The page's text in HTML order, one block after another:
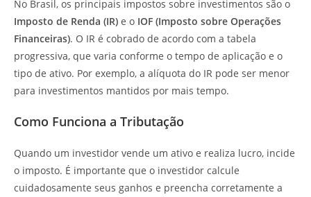
No Brasil, os principais impostos sobre investimentos são o
Imposto de Renda (IR) e o IOF (Imposto sobre Operações
Financeiras). O IR é cobrado de acordo com a tabela
progressiva, que varia conforme o tempo de aplicação e o
tipo de ativo. Por exemplo, a alíquota do IR pode ser menor
para investimentos mantidos por mais tempo.
Como Funciona a Tributação
Quando um investidor vende um ativo e realiza lucro, incide
o imposto. É importante que o investidor calcule
cuidadosamente seus ganhos e preencha corretamente a